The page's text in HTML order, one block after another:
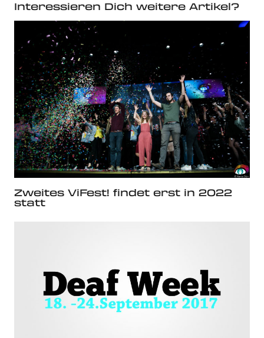
Interessieren Dich weitere Artikel?
Zweites ViFest! findet erst in 2022
statt